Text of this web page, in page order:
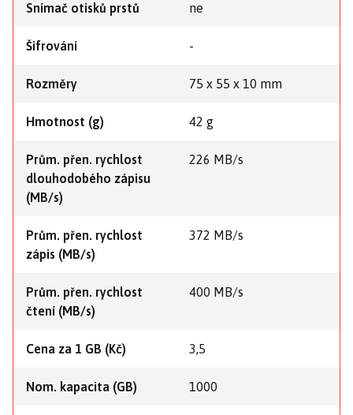
Snímač otisků prstů ne
Šifrování -
Rozměry 75 x 55 x 10 mm
Hmotnost (g) 42 g
Prům. přen. rychlost
dlouhodobého zápisu
(MB/s)
226 MB/s
Prům. přen. rychlost
zápis (MB/s)
372 MB/s
Prům. přen. rychlost
čtení (MB/s)
400 MB/s
Cena za 1 GB (Kč) 3,5
Nom. kapacita (GB) 1000